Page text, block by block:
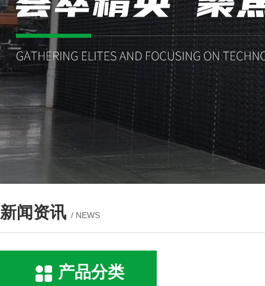
新闻资讯 / NEWS
产品分类